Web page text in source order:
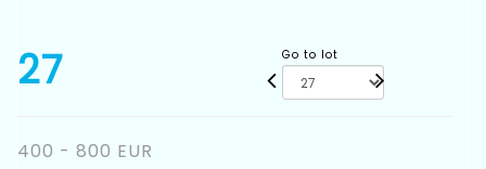
27 Go to lot
400 - 800 EUR